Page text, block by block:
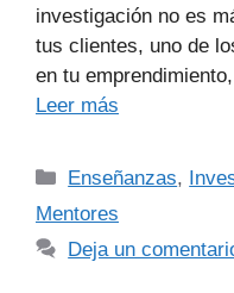
investigación no es
tus clientes, uno de
en tu
Leer más
Enseñanzas,
Mentores
Deja un